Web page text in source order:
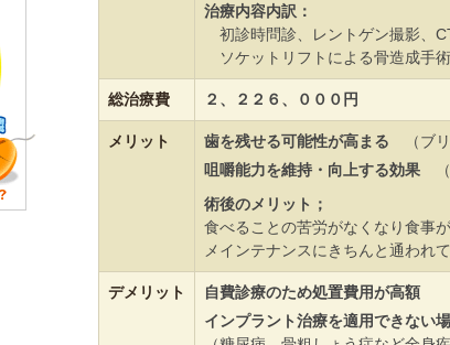
治療内容内訳：
初診時問診、レントゲン撮影、
ソケットリフトによる骨造成手
総治療費 ２、２２６、０００円
メリット 歯を残せる可能性が高まる （ブリ
咀嚼能力を維持・向上する効果（
術後のメリット；
食べることの苦労がなくなり食事
メインテナンスにきちんと通われ
デメリット
自費診療のため処置費用が高額
インプラント治療を適用できない